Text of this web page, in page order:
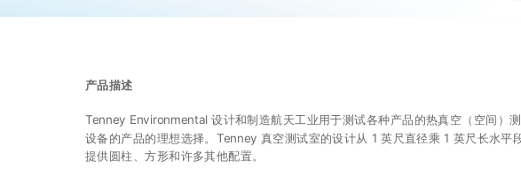
产品描述
Tenney Environmental 设计和制造航天工业用于测试各种产品的热真空（空间）
设备的产品的理想选择。Tenney 真空测试室的设计从 1 英尺直径乘 1 英尺长水
提供圆柱、方形和许多其他配置。